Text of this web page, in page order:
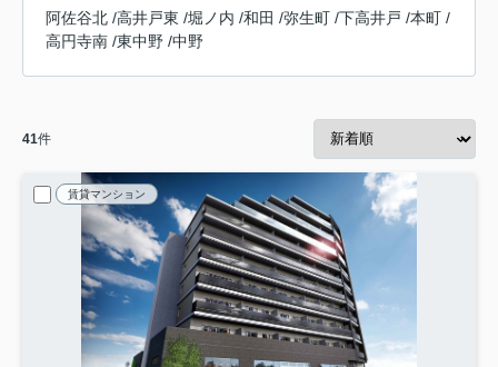
阿佐谷北 /高井戸東 /堀ノ内 /和田 /弥生町 /下高井戸 /本町 /
高円寺南 /東中野 /中野
41件
賃貸マンション